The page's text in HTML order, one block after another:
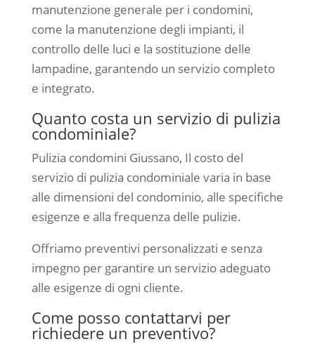
manutenzione generale per i condomini,
come la manutenzione degli impianti, il
controllo delle luci e la sostituzione delle
lampadine, garantendo un servizio completo
e integrato.
Quanto costa un servizio di pulizia
condominiale?
Pulizia condomini Giussano, Il costo del
servizio di pulizia condominiale varia in base
alle dimensioni del condominio, alle specifiche
esigenze e alla frequenza delle pulizie.
Offriamo preventivi personalizzati e senza
impegno per garantire un servizio adeguato
alle esigenze di ogni cliente.
Come posso contattarvi per
richiedere un preventivo?